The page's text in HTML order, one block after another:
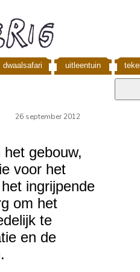
dwaalsafari uitleentuin
26 september 2012
gebouw,
voor het
ingrijpende
om het
te
en de